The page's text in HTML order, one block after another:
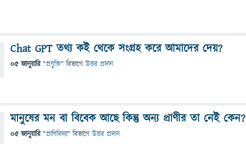
Chat GPT তথ্য কই থেকে সংগ্রহ করে আমাদের দেয়?
05 জানুয়ারি "প্রযুক্তি" বিভাগে উত্তর প্রদান
মানুষের মন বা বিবেক আছে কিন্তু অন্য প্রাণীর তা নেই কেন?
05 জানুয়ারি "প্রাণিবিদ্যা" বিভাগে উত্তর প্রদান